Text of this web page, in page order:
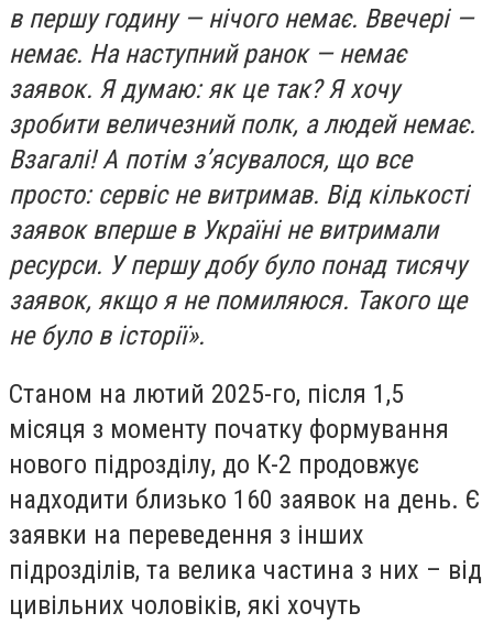
в першу годину — нічого немає. Ввечері —
немає. На наступний ранок — немає
заявок. Я думаю: як це так? Я хочу
зробити величезний полк, а людей немає.
Взагалі! А потім з’ясувалося, що все
просто: сервіс не витримав. Від кількості
заявок вперше в Україні не витримали
ресурси. У першу добу було понад тисячу
заявок, якщо я не помиляюся. Такого ще
не було в історії».
Станом на лютий 2025-го, після 1,5
місяця з моменту початку формування
нового підрозділу, до К-2 продовжує
надходити близько 160 заявок на день. Є
заявки на переведення з інших
підрозділів, та велика частина з них – від
цивільних чоловіків, які хочуть